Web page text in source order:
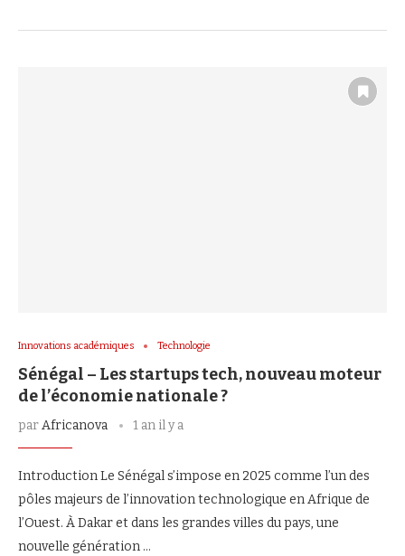
Innovations académiques Technologie
Sénégal – Les startups tech, nouveau moteur
de l’économie nationale ?
parAfricanova 1 an il y a
Introduction Le Sénégal s’impose en 2025 comme l’un des
pôles majeurs de l’innovation technologique en Afrique de
l’Ouest. À Dakar et dans les grandes villes du pays, une
nouvelle génération …